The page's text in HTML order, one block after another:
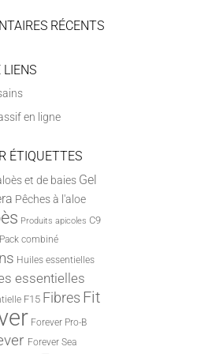
RÉCENTS
LIENS
en ligne
ÉTIQUETTES
et de baies Gel
Pêches à l'aloe
Produits apicoles C9
Pack combiné
Huiles essentielles
essentielles
F15 Fibres Fit
Forever Pro-B
Forever Sea